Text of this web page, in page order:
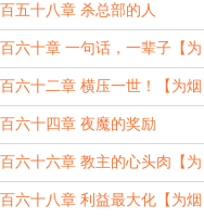
五十八章 杀总部的人
六十章 一句话，一辈子【为
然跌落大盟加更4】
六十二章 横压一世！【为烟
跌落大盟加更6】
六十四章 夜魔的奖励
六十六章 教主的心头肉【为
然跌落白银大盟加更8】
六十八章 利益最大化【为烟